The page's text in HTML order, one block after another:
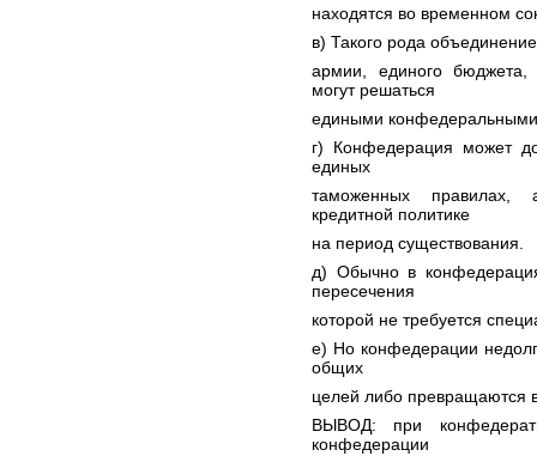
находятся во временном
в) Такого рода
армии, единого
могут решаться
едиными конфедеральными
г) Конфедерация может
единых
таможенных правилах,
кредитной политике
на период существования.
д) Обычно в
пересечения
которой не требуется
е) Но конфедерации
общих
целей либо превращаются
ВЫВОД: при
конфедерации